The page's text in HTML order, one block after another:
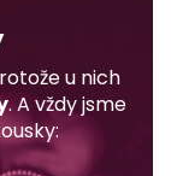
u nich
. A vždy jsme